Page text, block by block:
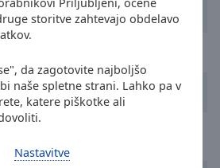
storitve zahtevajo obdelavo
da zagotovite najboljšo
naše spletne strani. Lahko pa v
katere piškotke ali
Nastavitve
You
Bonita
Kokomo
I Wanna Dance With